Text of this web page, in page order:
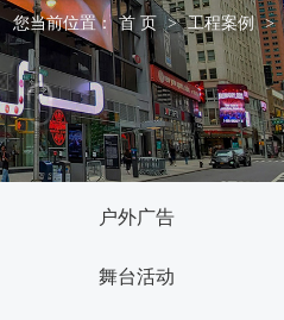
您当前位置： 首 页 > 工程案例 >
户外广告
舞台活动